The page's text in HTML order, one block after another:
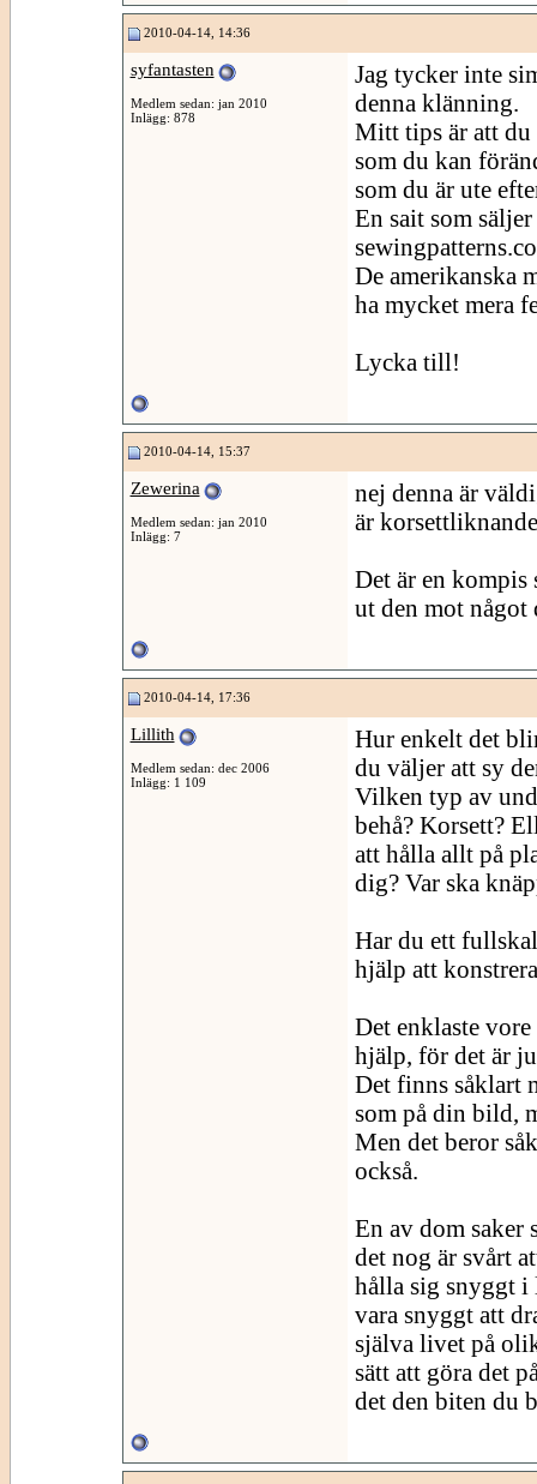
2010-04-14, 14:36
syfantasten
Medlem sedan: jan 2010
Inlägg: 878
Jag tycker inte
denna klänning.
Mitt tips är att du
som du kan
som du är ute
En sait som
De amerikanska
ha mycket mera
Lycka till!
2010-04-14, 15:37
Zewerina
Medlem sedan: jan 2010
Inlägg: 7
nej denna är
är
Det är en kompis
ut den mot något
2010-04-14, 17:36
Lillith
Medlem sedan: dec 2006
Inlägg: 1 109
Hur enkelt det
du väljer att sy
Vilken typ av
behå? Korsett?
att hålla allt på
dig? Var ska
Har du ett
hjälp att
Det enklaste
hjälp, för det är
Det finns såklart
som på din bild,
Men det beror
också.
En av dom
det nog är svårt
hålla sig snyggt i
vara snyggt att
själva livet på
sätt att göra det
det den biten du